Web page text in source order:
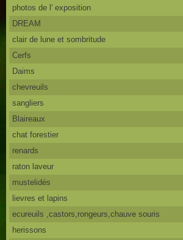
photos de l' exposition
DREAM
clair de lune et sombritude
Cerfs
Daims
chevreuils
sangliers
Blaireaux
chat forestier
renards
raton laveur
mustelidés
lievres et lapins
ecureuils ,castors,rongeurs,chauve souris
herissons